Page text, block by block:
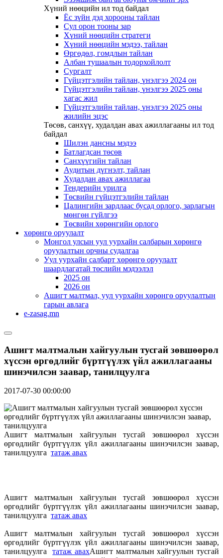
Хүний нөөцийн ил тод байдал
Ёс зүйн дэд хорооны тайлан
Сул орон тооны зар
Хүний нөөцийн стратеги
Хүний нөөцийн мэдээ, тайлан
Өргөдөл, гомдлын тайлан
Албан тушаалын тодорхойлолт
Сургалт
Гүйцэтгэлийн тайлан, үнэлгээ 2024 он
Гүйцэтгэлийн тайлан, үнэлгээ 2025 оны
хагас жил
Гүйцэтгэлийн тайлан, үнэлгээ 2025 оны
жилийн эцэс
Төсөв, санхүү, худалдан авах ажиллагааны ил тод
байдал
Шилэн дансны мэдээ
Батлагдсан төсөв
Санхүүгийн тайлан
Аудитын дүгнэлт, тайлан
Худалдан авах ажиллагаа
Тендерийн урилга
Төсвийн гүйцэтгэлийн тайлан
Цалингийн зардлаас бусад орлого, зарлагын
мөнгөн гүйлгээ
Төсвийн хөрөнгийн орлого
хөрөнгө оруулалт
Монгол улсын уул уурхайн салбарын хөрөнгө
оруулалтын орчны судалгаа
Уул уурхайн салбарт хөрөнгө оруулалт
шаардлагатай төслийн мэдээлэл
2025 он
2026 он
Ашигт малтмал, уул уурхайн хөрөнгө оруулалтын
гарын авлага
e-zasag.mn
Ашигт малтмалын хайгуулын тусгай зөвшөөрөл
хүссэн өргөдлийг бүртгүүлэх үйл ажиллагааны
шинэчилсэн заавар, танилцуулга
2017-07-30 00:00:00
Ашигт малтмалын хайгуулын тусгай зөвшөөрөл хүссэн
өргөдлийг бүртгүүлэх үйл ажиллагааны шинэчилсэн заавар,
танилцуулга татаж авах
Ашигт малтмалын хайгуулын тусгай зөвшөөрөл хүссэн
өргөдлийг бүртгүүлэх үйл ажиллагааны шинэчилсэн заавар,
танилцуулга татаж авах
Ашигт малтмалын хайгуулын тусгай зөвшөөрөл хүссэн
өргөдлийг бүртгүүлэх үйл ажиллагааны шинэчилсэн заавар,
танилцуулгататаж авахАшигт малтмалын хайгуулын тусгай